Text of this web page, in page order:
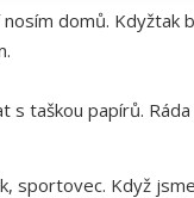
domů.
s taškou papírů.
sportovec. Když